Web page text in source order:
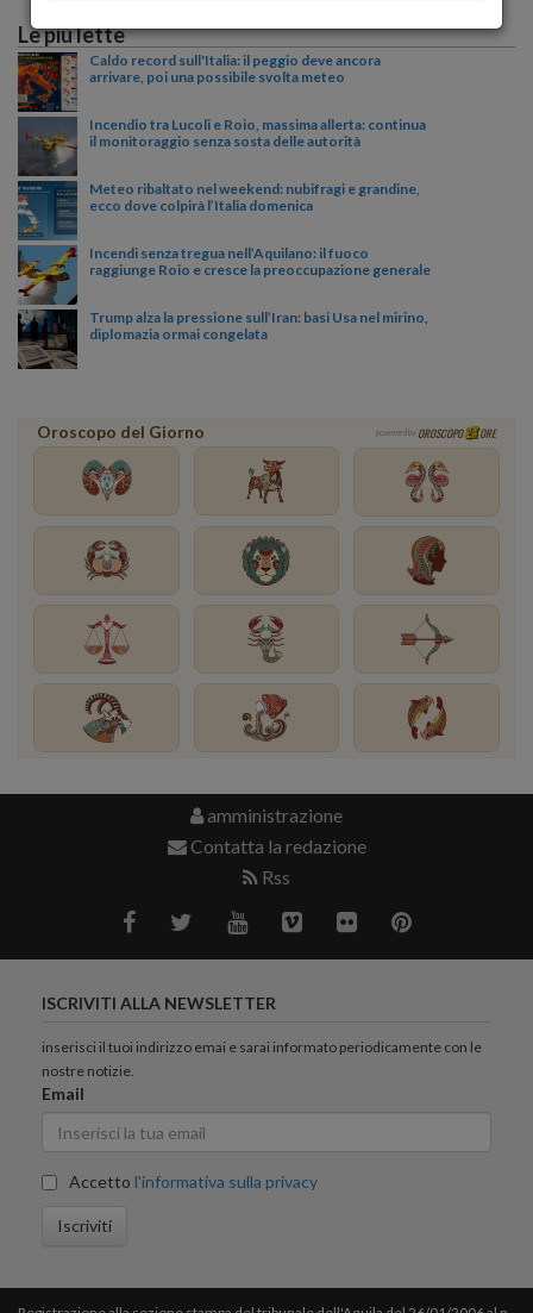
Le più lette
Caldo record sull'Italia: il peggio deve ancora
arrivare, poi una possibile svolta meteo
Incendio tra Lucoli e Roio, massima allerta: continua
il monitoraggio senza sosta delle autorità
Meteo ribaltato nel weekend: nubifragi e grandine,
ecco dove colpirà l’Italia domenica
Incendi senza tregua nell’Aquilano: il fuoco
raggiunge Roio e cresce la preoccupazione generale
Trump alza la pressione sull’Iran: basi Usa nel mirino,
diplomazia ormai congelata
Oroscopo del Giorno powered by OROSCOPO ORE
amministrazione
Contatta la redazione
Rss
ISCRIVITI ALLA NEWSLETTER
inserisci il tuoi indirizzo emai e sarai informato periodicamente con le
nostre notizie.
Email
Accetto l'informativa sulla privacy
Iscriviti